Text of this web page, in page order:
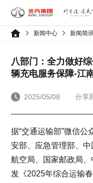
新闻中心 新闻简
八部门：全力做好
辆充电服务保障-江
2025/05/08 分享
据“交通运输部”微信
安部、应急管理部、
航空局、国家邮政局
发《2025年综合运输